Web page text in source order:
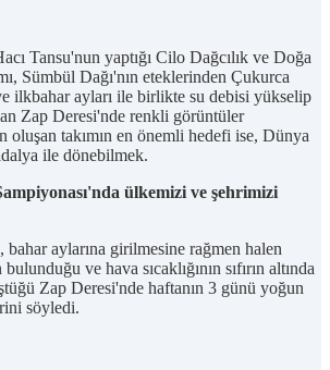
Tansu'nun yaptığı Cilo Dağcılık ve Doğa
Sümbül Dağı'nın eteklerinden Çukurca
ilkbahar ayları ile birlikte su debisi yükselip
Zap Deresi'nde renkli görüntüler
oluşan takımın en önemli hedefi ise, Dünya
ile dönebilmek.
ülkemizi ve şehrimizi
bahar aylarına girilmesine rağmen halen
ve hava sıcaklığının sıfırın altında
Zap Deresi'nde haftanın 3 günü yoğun
söyledi.